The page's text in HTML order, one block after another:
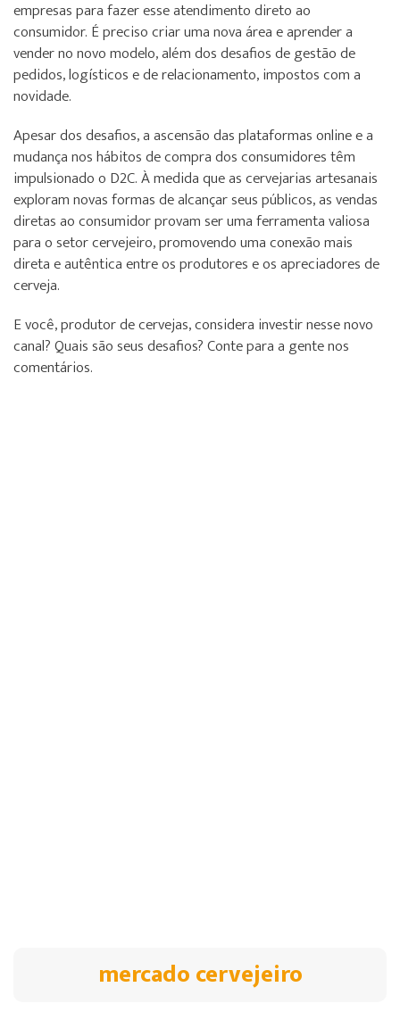
empresas para fazer esse atendimento direto ao
consumidor. É preciso criar uma nova área e aprender a
vender no novo modelo, além dos desafios de gestão de
pedidos, logísticos e de relacionamento, impostos com a
novidade.
Apesar dos desafios, a ascensão das plataformas online e a
mudança nos hábitos de compra dos consumidores têm
impulsionado o D2C. À medida que as cervejarias artesanais
exploram novas formas de alcançar seus públicos, as vendas
diretas ao consumidor provam ser uma ferramenta valiosa
para o setor cervejeiro, promovendo uma conexão mais
direta e autêntica entre os produtores e os apreciadores de
cerveja.
E você, produtor de cervejas, considera investir nesse novo
canal? Quais são seus desafios? Conte para a gente nos
comentários.
mercado cervejeiro